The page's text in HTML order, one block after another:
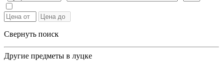
Свернуть поиск
Другие предметы в луцке